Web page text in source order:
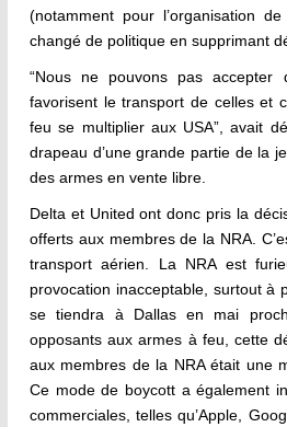
(notamment pour l’organisation
changé de politique en supprimant
“Nous ne pouvons pas accepter
favorisent le transport de celles et
feu se multiplier aux USA”, avait
drapeau d’une grande partie de la
des armes en vente libre.
Delta et United ont donc pris la
offerts aux membres de la NRA.
transport aérien. La NRA est
provocation inacceptable, surtout à
se tiendra à Dallas en mai
opposants aux armes à feu, cette
aux membres de la NRA était une
Ce mode de boycott a également
commerciales, telles qu’Apple,